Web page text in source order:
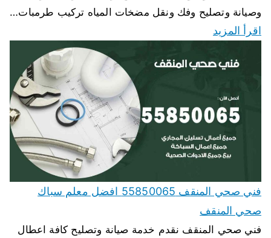
وصيانة وتصليح وفك ونقل مضخات المياه تركيب طرمبات…
اقرأ المزيد
فني صحي المنقف 55850065 افضل معلم سباك
صحي المنقف
فني صحي المنقف نقدم خدمة صيانة وتصليح كافة اعطال